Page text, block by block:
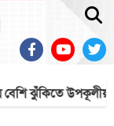
উপকূলীয়